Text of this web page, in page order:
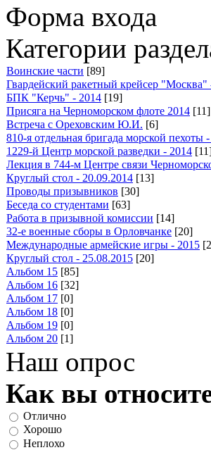
Форма входа
Категории
Воинские части [89]
Гвардейский ракетный крейсер "Москва"
БПК "Керчь" - 2014 [19]
Присяга на Черноморском флоте 2014 [11]
Встреча с Ореховским Ю.И. [6]
810-я отдельная бригада морской пехоты
1229-й Центр морской разведки - 2014
Лекция в 744-м Центре связи
Круглый стол - 20.09.2014 [13]
Проводы призывников [30]
Беседа со студентами [63]
Работа в призывной комиссии [14]
32-е военные сборы в Орловчанке [20]
Международные армейские игры - 2015
Круглый стол - 25.08.2015 [20]
Альбом 15 [85]
Альбом 16 [32]
Альбом 17 [0]
Альбом 18 [0]
Альбом 19 [0]
Альбом 20 [1]
Наш опрос
Как вы
Отлично
Хорошо
Неплохо